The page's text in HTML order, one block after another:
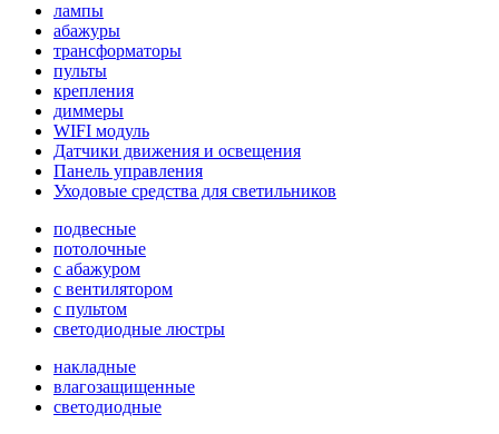
лампы
абажуры
трансформаторы
пульты
крепления
диммеры
WIFI модуль
Датчики движения и освещения
Панель управления
Уходовые средства для светильников
подвесные
потолочные
с абажуром
с вентилятором
с пультом
светодиодные люстры
накладные
влагозащищенные
светодиодные